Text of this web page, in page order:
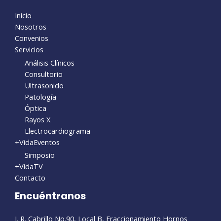
Inicio
Nosotros
Convenios
Servicios
Análisis Clínicos
Consultorio
Ultrasonido
Patología
Óptica
Rayos X
Electrocardiograma
+VidaEventos
Simposio
+VidaTV
Contacto
Encuéntranos
J. R. Cabrillo No.90, Local B, Fraccionamiento Hornos